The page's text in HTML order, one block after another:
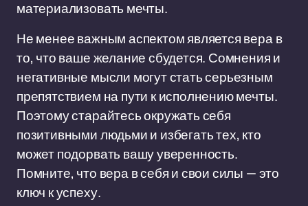
материализовать мечты.
Не менее важным аспектом является вера в
то, что ваше желание сбудется. Сомнения и
негативные мысли могут стать серьезным
препятствием на пути к исполнению мечты.
Поэтому старайтесь окружать себя
позитивными людьми и избегать тех, кто
может подорвать вашу уверенность.
Помните, что вера в себя и свои силы — это
ключ к успеху.